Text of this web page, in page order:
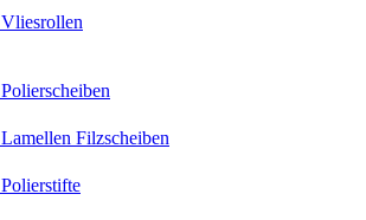
Vliesrollen
Polierscheiben
Lamellen Filzscheiben
Polierstifte